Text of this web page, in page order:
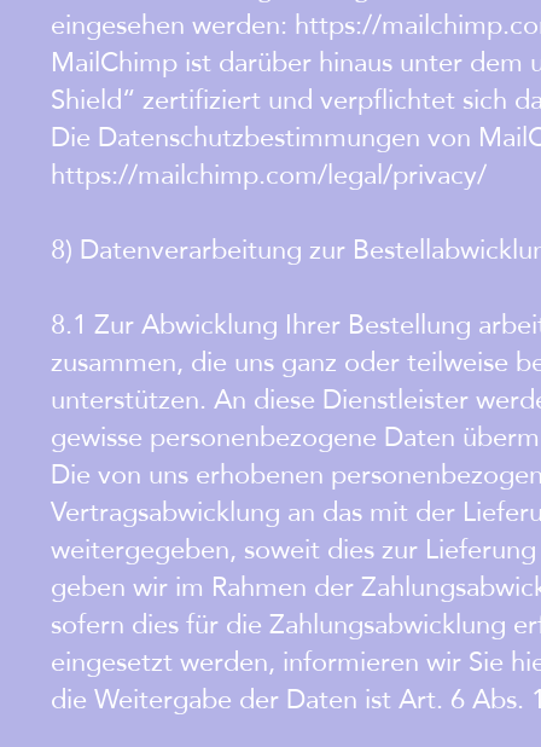
eingesehen werden: https://
MailChimp ist darüber hinaus unter dem
Shield“ zertifiziert und verpflichtet sich
Die Datenschutzbestimmungen von
https://mailchimp.com/legal/privacy/
8) Datenverarbeitung zur
8.1 Zur Abwicklung Ihrer Bestellung
zusammen, die uns ganz oder teilweise
unterstützen. An diese Dienstleister
gewisse personenbezogene Daten
Die von uns erhobenen
Vertragsabwicklung an das mit der
weitergegeben, soweit dies zur
geben wir im Rahmen der
sofern dies für die Zahlungsabwicklung
eingesetzt werden, informieren wir Sie
die Weitergabe der Daten ist Art. 6 Abs.